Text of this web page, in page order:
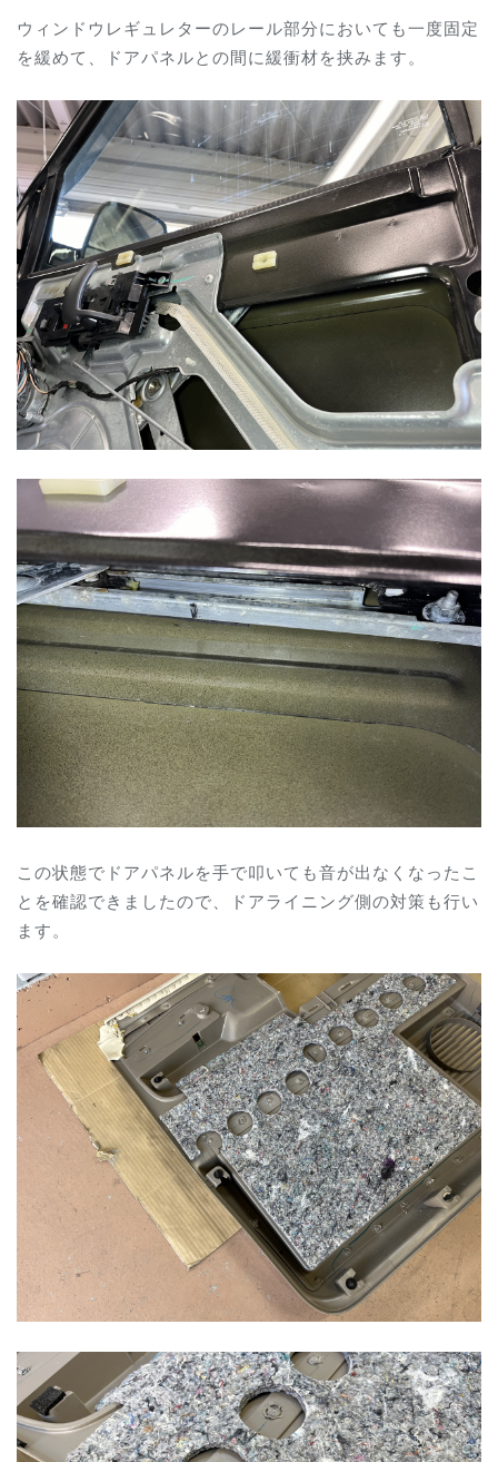
ウィンドウレギュレターのレール部分においても一度固定
を緩めて、ドアパネルとの間に緩衝材を挟みます。
この状態でドアパネルを手で叩いても音が出なくなったこ
とを確認できましたので、ドアライニング側の対策も行い
ます。